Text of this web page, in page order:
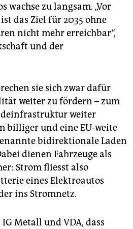
wachse zu langsam. „Vor
das Ziel für 2035 ohne
nicht mehr erreichbar“,
und der
sie sich zwar dafür
weiter zu fördern – zum
weiter
billiger und eine EU-weite
bidirektionale Laden
dienen Fahrzeuge als
Strom fliesst also
eines Elektroautos
ins Stromnetz.
Metall und VDA, dass